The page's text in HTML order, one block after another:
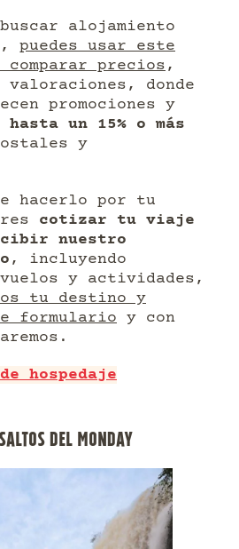
alojamiento
puedes usar este
comparar precios,
valoraciones, donde
promociones y
hasta un 15% o más
y
hacerlo por tu
cotizar tu viaje
nuestro
, incluyendo
y actividades,
tu destino y
formulario y con
hospedaje
DEL MONDAY